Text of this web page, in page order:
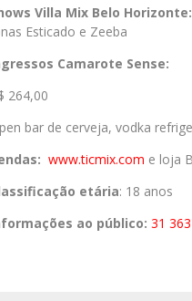
Villa Mix Belo Horizonte:
Esticado e Zeeba
Camarote Sense:
264,00
bar de cerveja, vodka
www.ticmix.com e loja
etária: 18 anos
ao público: 31